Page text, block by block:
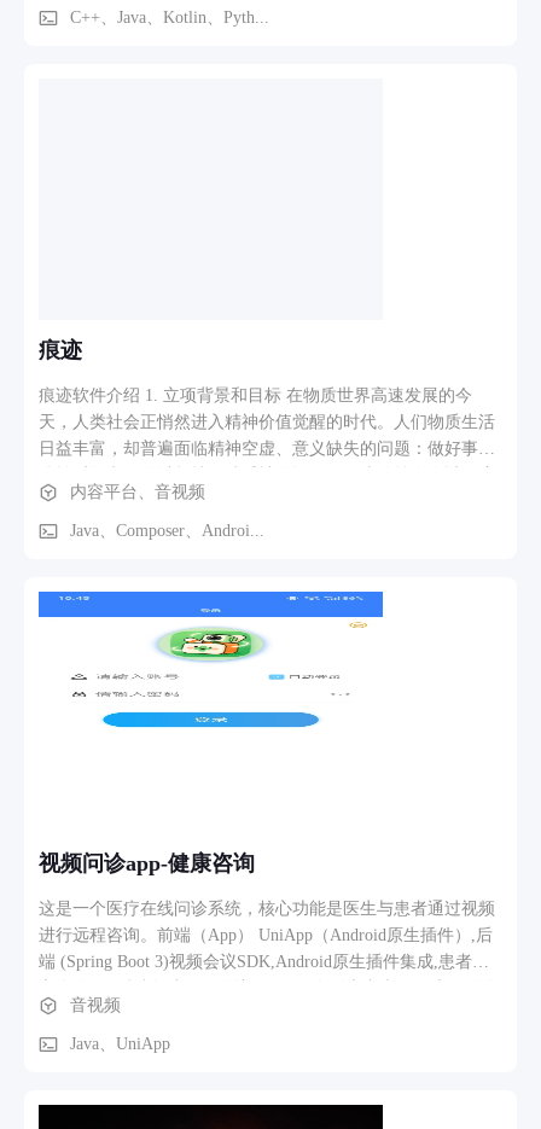
MediaCodec与自研软解双链路； ​ 2. 音频输出：Oboe底层音频
PCM原始音频→Native DSP全套音效处理→Oboe低延迟音频流
输出至耳机/USB DAC，完整实现高保真离线音乐播放。
C++、Java、Kotlin、Pyth...
痕迹
痕迹软件介绍 1. 立项背景和目标 在物质世界高速发展的今
天，人类社会正悄然进入精神价值觉醒的时代。人们物质生活
日益丰富，却普遍面临精神空虚、意义缺失的问题：做好事往
低、参与感弱的问题；短视频平台以娱乐为主，正能量内容碎
片化，难以形成持续的精神成长闭环。 痕迹软件正是为解决这
逐步养成“精神层面追求”的日常习惯，最终构建一个“爱有痕
迹、价值可见”的全球精神价值记录与传播平台。 长期愿景
是：让“痕迹榜单”成为一个人人生价值的直观表现，激励每个
人为活得更有意义而主动为世界贡献力量，推动世界更加充满
爱、更加文明、让每个人活得更加幸福。 2. 软件功能、核心功
正能量内容生态。用户可直接发布自己帮助他人、参与公益的
真实视频。 榜单：价值激励核心模块 包含个人榜、企业榜、
影响力榜、社区榜样等。用户通过发布善行视频、参与公益获
得“痕迹数”和“爱心值”，实时上榜。榜单最终将成为全球人生
价值的直观表现，激励用户持续行善。 账本（阳光账本）：透
明度保障模块 记录爱心善款的收入、支出和具体用途，实现
100%资金透明追踪。每一笔捐赠都可关联对应善行视频，让公
益真正“看得见、信得过”。 我（个人中心）：精神成长系统 展
内容平台、音视频
Java、Composer、Androi...
视频问诊app-健康咨询
这是一个医疗在线问诊系统，核心功能是医生与患者通过视频
进行远程咨询。前端（App） UniApp（Android原生插件）,后
端 (Spring Boot 3)视频会议SDK,Android原生插件集成,患者提
询（已预先绑定独立账号）→ 进入会议 ↓ 患者凭会议号进入同
一会议 → 视频通话开始。关键业务规则:一医一患：每个会议
音视频
Java、UniApp